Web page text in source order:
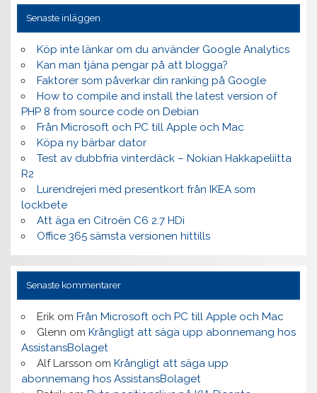
Senaste inläggen
Köp inte länkar om du använder Google Analytics
Kan man tjäna pengar på att blogga?
Faktorer som påverkar din ranking på Google
How to compile and install the latest version of
PHP 8 from source code on Debian
Från Microsoft och PC till Apple och Mac
Köpa ny bärbar dator
Test av dubbfria vinterdäck – Nokian Hakkapeliitta
R2
Lurendrejeri med presentkort från IKEA som
lockbete
Att äga en Citroën C6 2.7 HDi
Office 365 sämsta versionen hittills
Senaste kommentarer
Erikom Från Microsoft och PC till Apple och Mac
Glenn om Krångligt att säga upp abonnemang hos
AssistansBolaget
Alf Larsson om Krångligt att säga upp
abonnemang hos AssistansBolaget